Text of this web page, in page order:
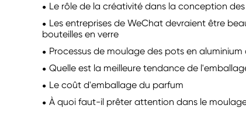
Le rôle de la créativité dans la conception
Les entreprises de WeChat devraient être
bouteilles en verre
Processus de moulage des pots en
Quelle est la meilleure tendance de
Le coût d'emballage du parfum
À quoi faut-il prêter attention dans le